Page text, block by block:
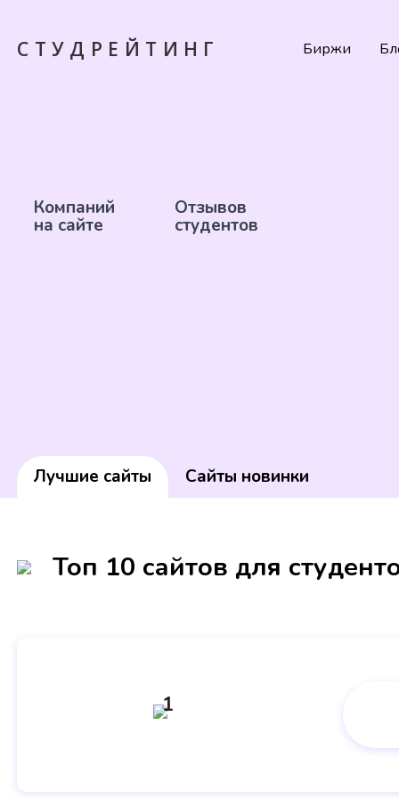
СТУДРЕЙТИНГ Биржи
Компаний
на сайте
Отзывов
студентов
Лучшие сайты Сайты новинки
Топ 10 сайтов для
1